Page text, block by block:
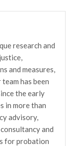
research and
and measures,
has been
the early
in more than
advisory,
and
for probation